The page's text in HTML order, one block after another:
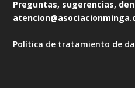
Preguntas, sugerencias,
Política de tratamiento de